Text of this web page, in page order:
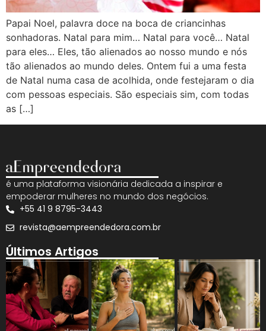
Papai Noel, palavra doce na boca de criancinhas
sonhadoras. Natal para mim… Natal para você… Natal
para eles… Eles, tão alienados ao nosso mundo e nós
tão alienados ao mundo deles. Ontem fui a uma festa
de Natal numa casa de acolhida, onde festejaram o dia
com pessoas especiais. São especiais sim, com todas
as […]
é uma plataforma visionária dedicada a inspirar e
empoderar mulheres no mundo dos negócios.
+55 41 9 8795-3443
revista@aempreendedora.com.br
Últimos Artigos